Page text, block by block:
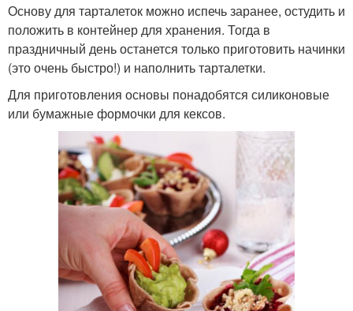
Основу для тарталеток можно испечь заранее, остудить и
положить в контейнер для хранения. Тогда в
праздничный день останется только приготовить начинки
(это очень быстро!) и наполнить тарталетки.
Для приготовления основы понадобятся силиконовые
или бумажные формочки для кексов.